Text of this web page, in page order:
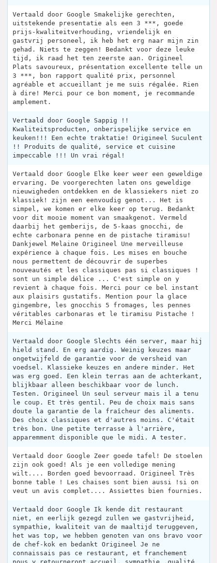
Vertaald door Google Smakelijke gerechten,
uitstekende presentatie als een 3 ***, goede
prijs-kwaliteitverhouding, vriendelijk en
gastvrij personeel, ik heb het erg naar mijn zin
gehad. Niets te zeggen! Bedankt voor deze leuke
tijd, ik raad het ten zeerste aan. Origineel
Plats savoureux, présentation excellente telle un
3 ***, bon rapport qualité prix, personnel
agréable et accueillant je me suis régalée. Rien
à dire! Merci pour ce bon moment, je recommande
amplement.
Vertaald door Google Sappig !!
Kwaliteitsproducten, onberispelijke service en
keuken!!! Een echte traktatie! Origineel Suculent
!! Produits de qualité, service et cuisine
impeccable !!! Un vrai régal!
Vertaald door Google Elke keer weer een geweldige
ervaring. De voorgerechten laten ons geweldige
nieuwigheden ontdekken en de klassiekers niet zo
klassiek! zijn een eenvoudig genot... Het is
simpel, we komen er elke keer op terug. Bedankt
voor dit mooie moment van smaakgenot. Vermeld
daarbij het gemberijs, de 5-kaas gnocchi, de
echte carbonara penne en de pistache tiramisu!
Dankjewel Melaine Origineel Une merveilleuse
expérience à chaque fois. Les mises en bouche
nous permettent de découvrir de superbes
nouveautés et les classiques pas si classiques !
sont un simple délice ... C'est simple on y
revient à chaque fois. Merci pour ce bel instant
aux plaisirs gustatifs. Mention pour la glace
gingembre, les gnocchis 5 fromages, les pennes
véritables carbonaras et le tiramisu Pistache !
Merci Mélaine
Vertaald door Google Slechts één server, maar hij
hield stand. En erg aardig. Weinig keuzes maar
ongetwijfeld de garantie voor de versheid van
voedsel. Klassieke keuzes en andere minder. Het
was erg goed. Een klein terras aan de achterkant,
blijkbaar alleen beschikbaar voor de lunch.
Testen. Origineel Un seul serveur mais il a tenu
le coup. Et très gentil. Peu de choix mais sans
doute la garantie de la fraîcheur des aliments.
Des choix classiques et d'autres moins. C'était
très bon. Une petite terrasse à l'arrière,
apparemment disponible que le midi. A tester.
Vertaald door Google Zeer goede tafel! De stoelen
zijn ook goed! Als je een volledige mening
wilt.... Borden goed bevoorraad. Origineel Très
bonne table ! Les chaises sont bien aussi !si on
veut un avis complet.... Assiettes bien fournies.
Vertaald door Google Ik kende dit restaurant
niet, en eerlijk gezegd zullen we gastvrijheid,
sympathie, kwaliteit van de maaltijd teruggeven,
het was top, we hebben genoten van ons bravo voor
de chef-kok en bedankt Origineel Je ne
connaissais pas ce restaurant, et franchement